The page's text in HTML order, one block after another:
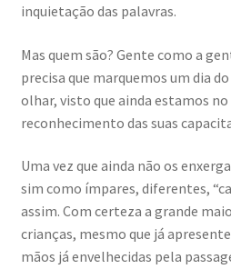
inquietação das palavras.
Mas quem são? Gente como a
precisa que marquemos um dia
olhar, visto que ainda estamos
reconhecimento das suas
Uma vez que ainda não os
sim como ímpares, diferentes,
assim. Com certeza a grande
crianças, mesmo que já
mãos já envelhecidas pela